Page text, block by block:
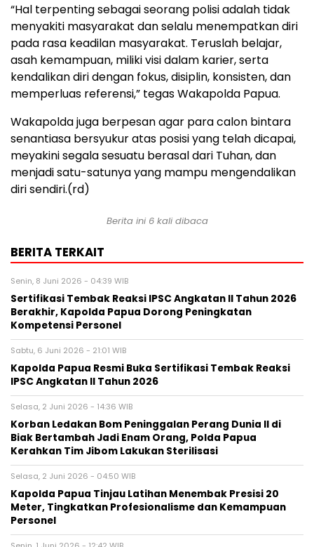
“Hal terpenting sebagai seorang polisi adalah tidak
menyakiti masyarakat dan selalu menempatkan diri
pada rasa keadilan masyarakat. Teruslah belajar,
asah kemampuan, miliki visi dalam karier, serta
kendalikan diri dengan fokus, disiplin, konsisten, dan
memperluas referensi,” tegas Wakapolda Papua.
Wakapolda juga berpesan agar para calon bintara
senantiasa bersyukur atas posisi yang telah dicapai,
meyakini segala sesuatu berasal dari Tuhan, dan
menjadi satu-satunya yang mampu mengendalikan
diri sendiri.(rd)
Berita ini 6 kali dibaca
BERITA TERKAIT
Senin, 8 Juni 2026 - 04:39 WIB
Sertifikasi Tembak Reaksi IPSC Angkatan II Tahun 2026
Berakhir, Kapolda Papua Dorong Peningkatan
Kompetensi Personel
Sabtu, 6 Juni 2026 - 21:01 WIB
Kapolda Papua Resmi Buka Sertifikasi Tembak Reaksi
IPSC Angkatan II Tahun 2026
Selasa, 2 Juni 2026 - 14:36 WIB
Korban Ledakan Bom Peninggalan Perang Dunia II di
Biak Bertambah Jadi Enam Orang, Polda Papua
Kerahkan Tim Jibom Lakukan Sterilisasi
Selasa, 2 Juni 2026 - 04:50 WIB
Kapolda Papua Tinjau Latihan Menembak Presisi 20
Meter, Tingkatkan Profesionalisme dan Kemampuan
Personel